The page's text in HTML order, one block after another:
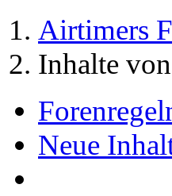
Airtimers
Inhalte
Neue